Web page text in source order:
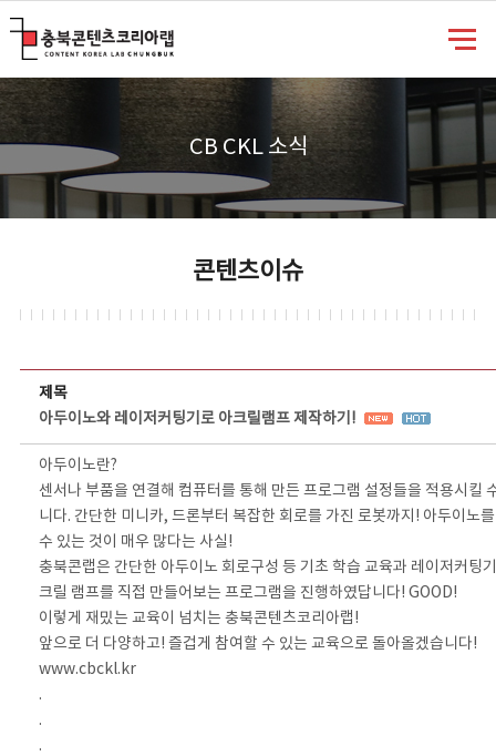
CB CKL 소식
콘텐츠이슈
제목
아두이노와 레이저커팅기로 아크릴램프 제작하기!
아두이노란?
센서나 부품을 연결해 컴퓨터를 통해 만든 프로그램 설정들을 적용시킬
니다. 간단한 미니카, 드론부터 복잡한 회로를 가진 로봇까지! 아두이노
수 있는 것이 매우 많다는 사실!
충북콘랩은 간단한 아두이노 회로구성 등 기초 학습 교육과 레이저커팅
크릴 램프를 직접 만들어보는 프로그램을 진행하였답니다! GOOD!
이렇게 재밌는 교육이 넘치는 충북콘텐츠코리아랩!
앞으로 더 다양하고! 즐겁게 참여할 수 있는 교육으로 돌아올겠습니다!
www.cbckl.kr
.
.
.